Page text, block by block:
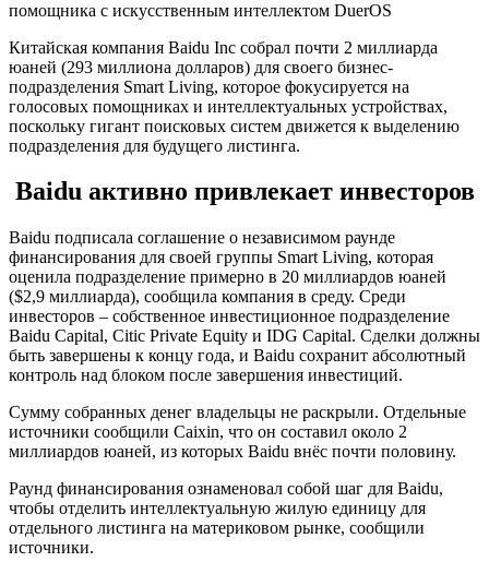
помощника с искусственным интеллектом DuerOS
Китайская компания Baidu Inc собрал почти 2 миллиарда
юаней (293 миллиона долларов) для своего бизнес-
подразделения Smart Living, которое фокусируется на
голосовых помощниках и интеллектуальных устройствах,
поскольку гигант поисковых систем движется к выделению
подразделения для будущего листинга.
Baidu активно привлекает инвесторов
Baidu подписала соглашение о независимом раунде
финансирования для своей группы Smart Living, которая
оценила подразделение примерно в 20 миллиардов юаней
($2,9 миллиарда), сообщила компания в среду. Среди
инвесторов – собственное инвестиционное подразделение
Baidu Capital, Citic Private Equity и IDG Capital. Сделки должны
быть завершены к концу года, и Baidu сохранит абсолютный
контроль над блоком после завершения инвестиций.
Сумму собранных денег владельцы не раскрыли. Отдельные
источники сообщили Caixin, что он составил около 2
миллиардов юаней, из которых Baidu внёс почти половину.
Раунд финансирования ознаменовал собой шаг для Baidu,
чтобы отделить интеллектуальную жилую единицу для
отдельного листинга на материковом рынке, сообщили
источники.